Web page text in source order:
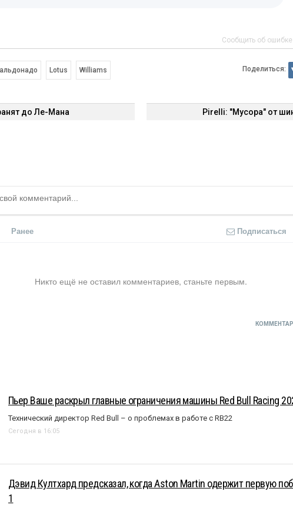
Сообщить об
Lotus Williams Поделиться:
до Ле-Мана Pirelli: "Мусора" от
Ранее Подписаться
Никто ещё не оставил комментариев, станьте первым.
Пьер Ваше раскрыл главные ограничения машины Red Bull Racing
Технический директор Red Bull – о проблемах в работе с RB22
Сегодня в 16:05
Дэвид Култхард предсказал, когда Aston Martin одержит первую
1